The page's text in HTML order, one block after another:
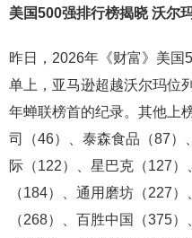
美国500强排行榜揭晓 沃尔
昨日，2026年《财富》美国
单上，亚马逊超越沃尔玛位
年蝉联榜首的纪录。其他上
司（46）、泰森食品（87）
际（122）、星巴克（127
（184）、通用磨坊（227
（268）、百胜中国（375